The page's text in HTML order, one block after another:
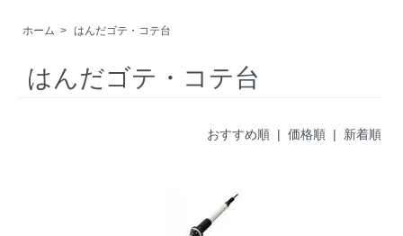
ホーム > はんだゴテ・コテ台
はんだゴテ・コテ台
おすすめ順 | 価格順| 新着順